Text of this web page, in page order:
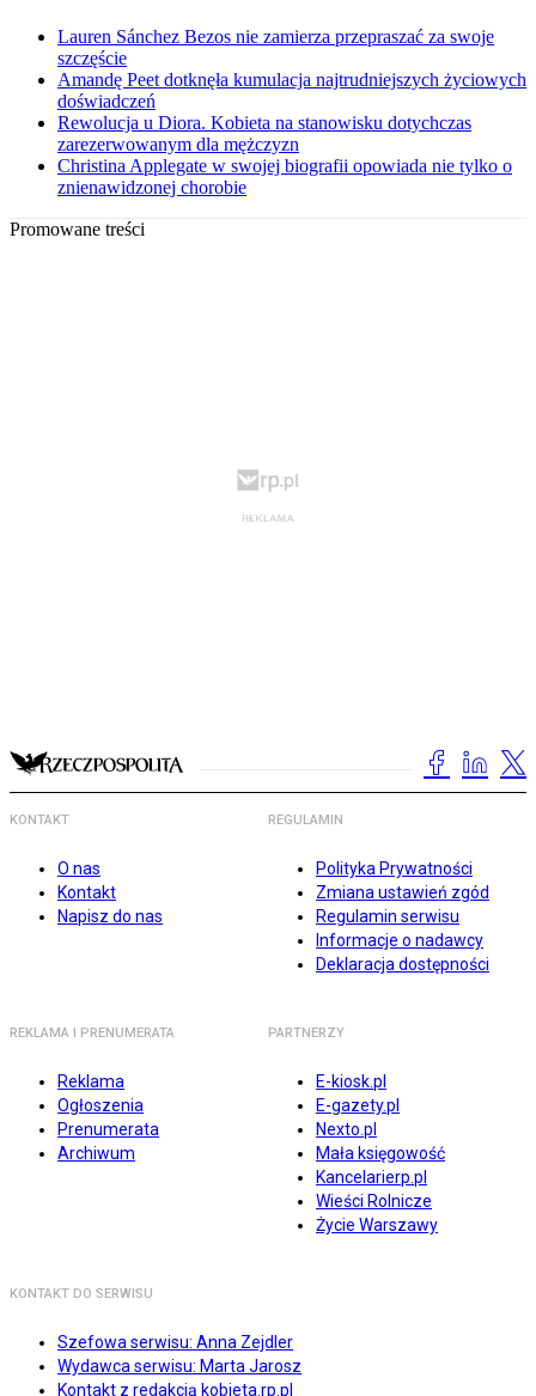
Lauren Sánchez Bezos nie zamierza przepraszać za swoje
szczęście
Amandę Peet dotknęła kumulacja najtrudniejszych życiowych
doświadczeń
Rewolucja u Diora. Kobieta na stanowisku dotychczas
zarezerwowanym dla mężczyzn
Christina Applegate w swojej biografii opowiada nie tylko o
znienawidzonej chorobie
Promowane treści
KONTAKT
O nas
Kontakt
Napisz do nas
REGULAMIN
Polityka Prywatności
Zmiana ustawień zgód
Regulamin serwisu
Informacje o nadawcy
Deklaracja dostępności
REKLAMA I PRENUMERATA
Reklama
Ogłoszenia
Prenumerata
Archiwum
PARTNERZY
E-kiosk.pl
E-gazety.pl
Nexto.pl
Mała księgowość
Kancelarierp.pl
Wieści Rolnicze
Życie Warszawy
KONTAKT DO SERWISU
Szefowa serwisu: Anna Zejdler
Wydawca serwisu: Marta Jarosz
Kontakt z redakcją kobieta.rp.pl